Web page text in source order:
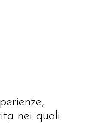
nei quali